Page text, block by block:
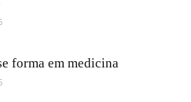
forma em medicina